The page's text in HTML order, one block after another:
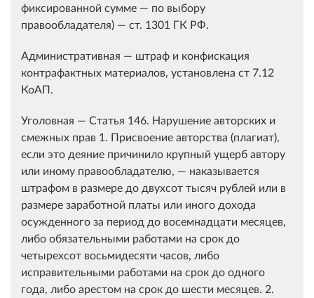
фиксированной сумме — по выбору
правообладателя) — ст. 1301 ГК РФ.
Административная — штраф и конфискация
контрафактных материалов, установлена ст 7.12
КоАП.
Уголовная — Статья 146. Нарушение авторских и
смежных прав 1. Присвоение авторства (плагиат),
если это деяние причинило крупный ущерб автору
или иному правообладателю, — наказывается
штрафом в размере до двухсот тысяч рублей или в
размере заработной платы или иного дохода
осужденного за период до восемнадцати месяцев,
либо обязательными работами на срок до
четырехсот восьмидесяти часов, либо
исправительными работами на срок до одного
года, либо арестом на срок до шести месяцев. 2.